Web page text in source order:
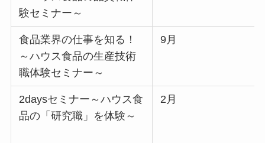
験セミナー～
食品業界の仕事を知る！
～ハウス食品の生産技術
職体験セミナー～
9月
2daysセミナー～ハウス食
品の「研究職」を体験～
2月